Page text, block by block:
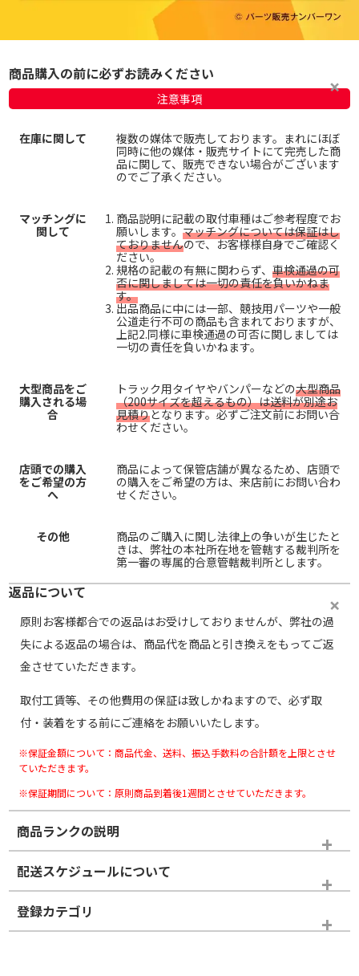
商品購入の前に必ずお読みください
注意事項
在庫に関して
複数の媒体で販売しております。まれにほぼ
同時に他の媒体・販売サイトにて完売した商
品に関して、販売できない場合がございます
のでご了承ください。
マッチングに
関して
商品説明に記載の取付車種はご参考程度でお
願いします。 マッチングについては保証はし
ておりませんので、お客様様自身でご確認く
ださい。
規格の記載の有無に関わらず、 車検通過の可
否に関しましては一切の責任を負いかねま
す。
出品商品に中には一部、競技用パーツや一般
公道走行不可の商品も含まれておりますが、
上記2.同様に車検通過の可否に関しましては
一切の責任を負いかねます。
大型商品をご
購入される場
合
トラック用タイヤやバンパーなどの大型商品
（200サイズを超えるもの）は送料が別途お
見積りとなります。必ずご注文前にお問い合
わせください。
店頭での購入
をご希望の方
へ
商品によって保管店舗が異なるため、店頭で
の購入をご希望の方は、来店前にお問い合わ
せください。
その他
商品のご購入に関し法律上の争いが生じたと
きは、弊社の本社所在地を管轄する裁判所を
第一審の専属的合意管轄裁判所とします。
返品について
原則お客様都合での返品はお受けしておりませんが、弊社の過
失による返品の場合は、商品代を商品と引き換えをもってご返
金させていただきます。
取付工賃等、その他費用の保証は致しかねますので、必ず取
付・装着をする前にご連絡をお願いいたします。
※保証金額について：商品代金、送料、振込手数料の合計額を上限とさせ
ていただきます。
※保証期間について：原則商品到着後1週間とさせていただきます。
商品ランクの説明
※商品ランクは出品者の主観により判断しておりますので、あら
かじめご了承ください。
ホイールランク
配送スケジュールについて
登録カテゴリ
スタッドレスタイヤホイールセット